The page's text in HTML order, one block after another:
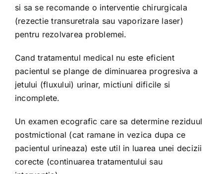
si sa se recomande o interventie chirurgicala
(rezectie transuretrala sau vaporizare laser)
pentru rezolvarea problemei.
Cand tratamentul medical nu este eficient
pacientul se plange de diminuarea progresiva a
jetului (fluxului) urinar, mictiuni dificile si
incomplete.
Un examen ecografic care sa determine reziduul
postmictional (cat ramane in vezica dupa ce
pacientul urineaza) este util in luarea unei decizii
corecte (continuarea tratamentului sau